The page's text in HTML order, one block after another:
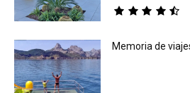
Memoria de